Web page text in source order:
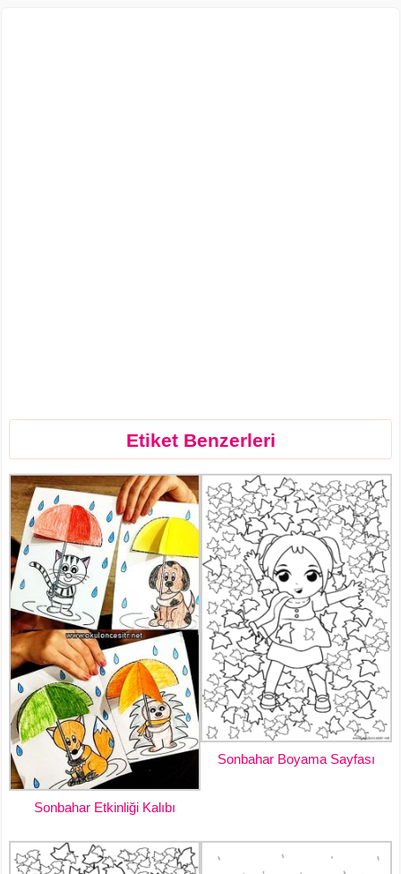
Etiket Benzerleri
Sonbahar Etkinliği Kalıbı
Sonbahar Boyama Sayfası